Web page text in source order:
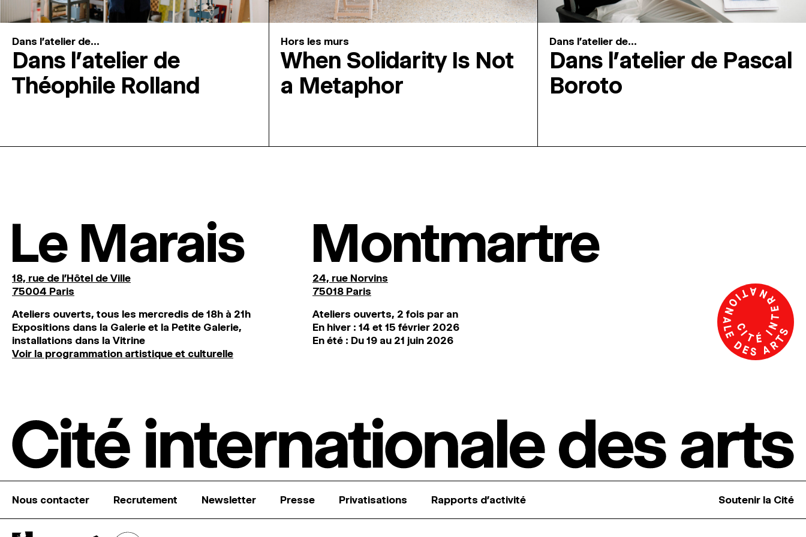
Dans l'atelier de...
Dans l’atelier de
Théophile Rolland
Hors les murs
When Solidarity Is Not
a Metaphor
Dans l'atelier de...
Dans l’atelier de Pascal
Boroto
Le Marais
18, rue de l'Hôtel de Ville
75004 Paris
Ateliers ouverts, tous les mercredis de 18h à 21h
Expositions dans la Galerie et la Petite Galerie,
installations dans la Vitrine
Voir la programmation artistique et culturelle
Montmartre
24, rue Norvins
75018 Paris
Ateliers ouverts, 2 fois par an
En hiver : 14 et 15 février 2026
En été : Du 19 au 21 juin 2026
Nous contacter Recrutement Newsletter Presse Privatisations Rapports d’activité Soutenir la Cité